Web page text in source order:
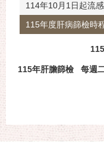
114年10月1日起流
115年度肝病篩檢時
115年肝膽篩檢 每週